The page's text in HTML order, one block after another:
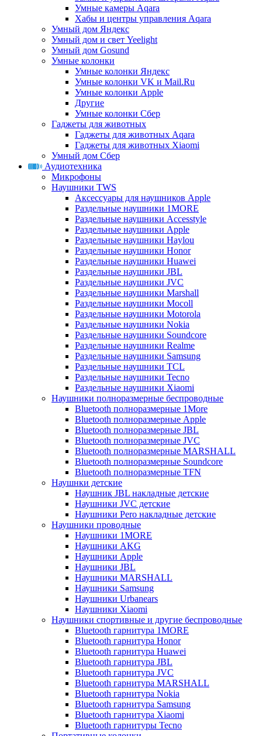
Умные камеры Aqara
Хабы и центры управления Aqara
Умный дом Яндекс
Умный дом и свет Yeelight
Умный дом Gosund
Умные колонки
Умные колонки Яндекс
Умные колонки VK и Mail.Ru
Умные колонки Apple
Другие
Умные колонки Сбер
Гаджеты для животных
Гаджеты для животных Aqara
Гаджеты для животных Xiaomi
Умный дом Сбер
Аудиотехника
Микрофоны
Наушники TWS
Аксессуары для наушников Apple
Раздельные наушники 1MORE
Раздельные наушники Accesstyle
Раздельные наушники Apple
Раздельные наушники Haylou
Раздельные наушники Honor
Раздельные наушники Huawei
Раздельные наушники JBL
Раздельные наушники JVC
Раздельные наушники Marshall
Раздельные наушники Mocoll
Раздельные наушники Motorola
Раздельные наушники Nokia
Раздельные наушники Soundcore
Раздельные наушники Realme
Раздельные наушники Samsung
Раздельные наушники TCL
Раздельные наушники Tecno
Раздельные наушники Xiaomi
Наушники полноразмерные беспроводные
Bluetooth полноразмерные 1More
Bluetooth полноразмерные Apple
Bluetooth полноразмерные JBL
Bluetooth полноразмерные JVC
Bluetooth полноразмерные MARSHALL
Bluetooth полноразмерные Soundcore
Bluetooth полноразмерные TFN
Наушнки детские
Наушник JBL накладные детские
Наушники JVC детские
Наушники Pero накладные детские
Наушники проводные
Наушники 1MORE
Наушники AKG
Наушники Apple
Наушники JBL
Наушники MARSHALL
Наушники Samsung
Наушники Urbanears
Наушники Xiaomi
Наушники спортивные и другие беспроводные
Bluetooth гарнитура 1MORE
Bluetooth гарнитура Honor
Bluetooth гарнитура Huawei
Bluetooth гарнитура JBL
Bluetooth гарнитура JVC
Bluetooth гарнитура MARSHALL
Bluetooth гарнитура Nokia
Bluetooth гарнитура Samsung
Bluetooth гарнитура Xiaomi
Bluetooth гарнитуры Tecno